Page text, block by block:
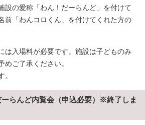
設の愛称「わん！だーらんど」を付けて
前「わんコロくん」を付けてくれた方の
は入場料が必要です。施設は子どものみ
めご了承ください。
。
ーらんど内覧会（申込必要）※終了しま